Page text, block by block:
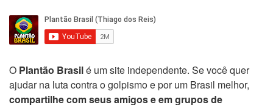
O Plantão Brasilé um site independente. Se você quer
ajudar na luta contra o golpismo e por um Brasil melhor,
compartilhe com seus amigos e em grupos de